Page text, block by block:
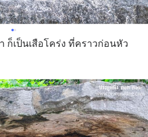
ก็เป็นเสือโคร่ง ที่คราวก่อนหัว